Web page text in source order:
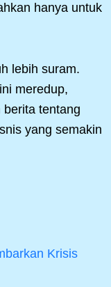
hanya untuk
lebih suram.
meredup,
tentang
yang semakin
Krisis